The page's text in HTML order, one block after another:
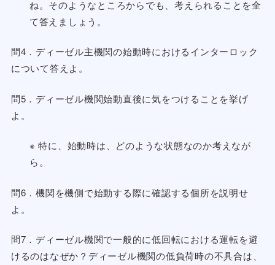
ね。そのようなところからでも、考えられることを全
て答えましょう。
問4．ディーゼル主機関の始動時におけるインターロック
について答えよ。
問5．ディーゼル機関始動直後に気をつけることを挙げ
よ。
※ 特に、始動時は、どのような状態なのか考えなが
ら。
問6．機関を機側で始動する際に確認する個所を説明せ
よ。
問7．ディーゼル機関で一般的に低回転における運転を避
けるのはなぜか？ディーゼル機関の低負荷時の不具合は、